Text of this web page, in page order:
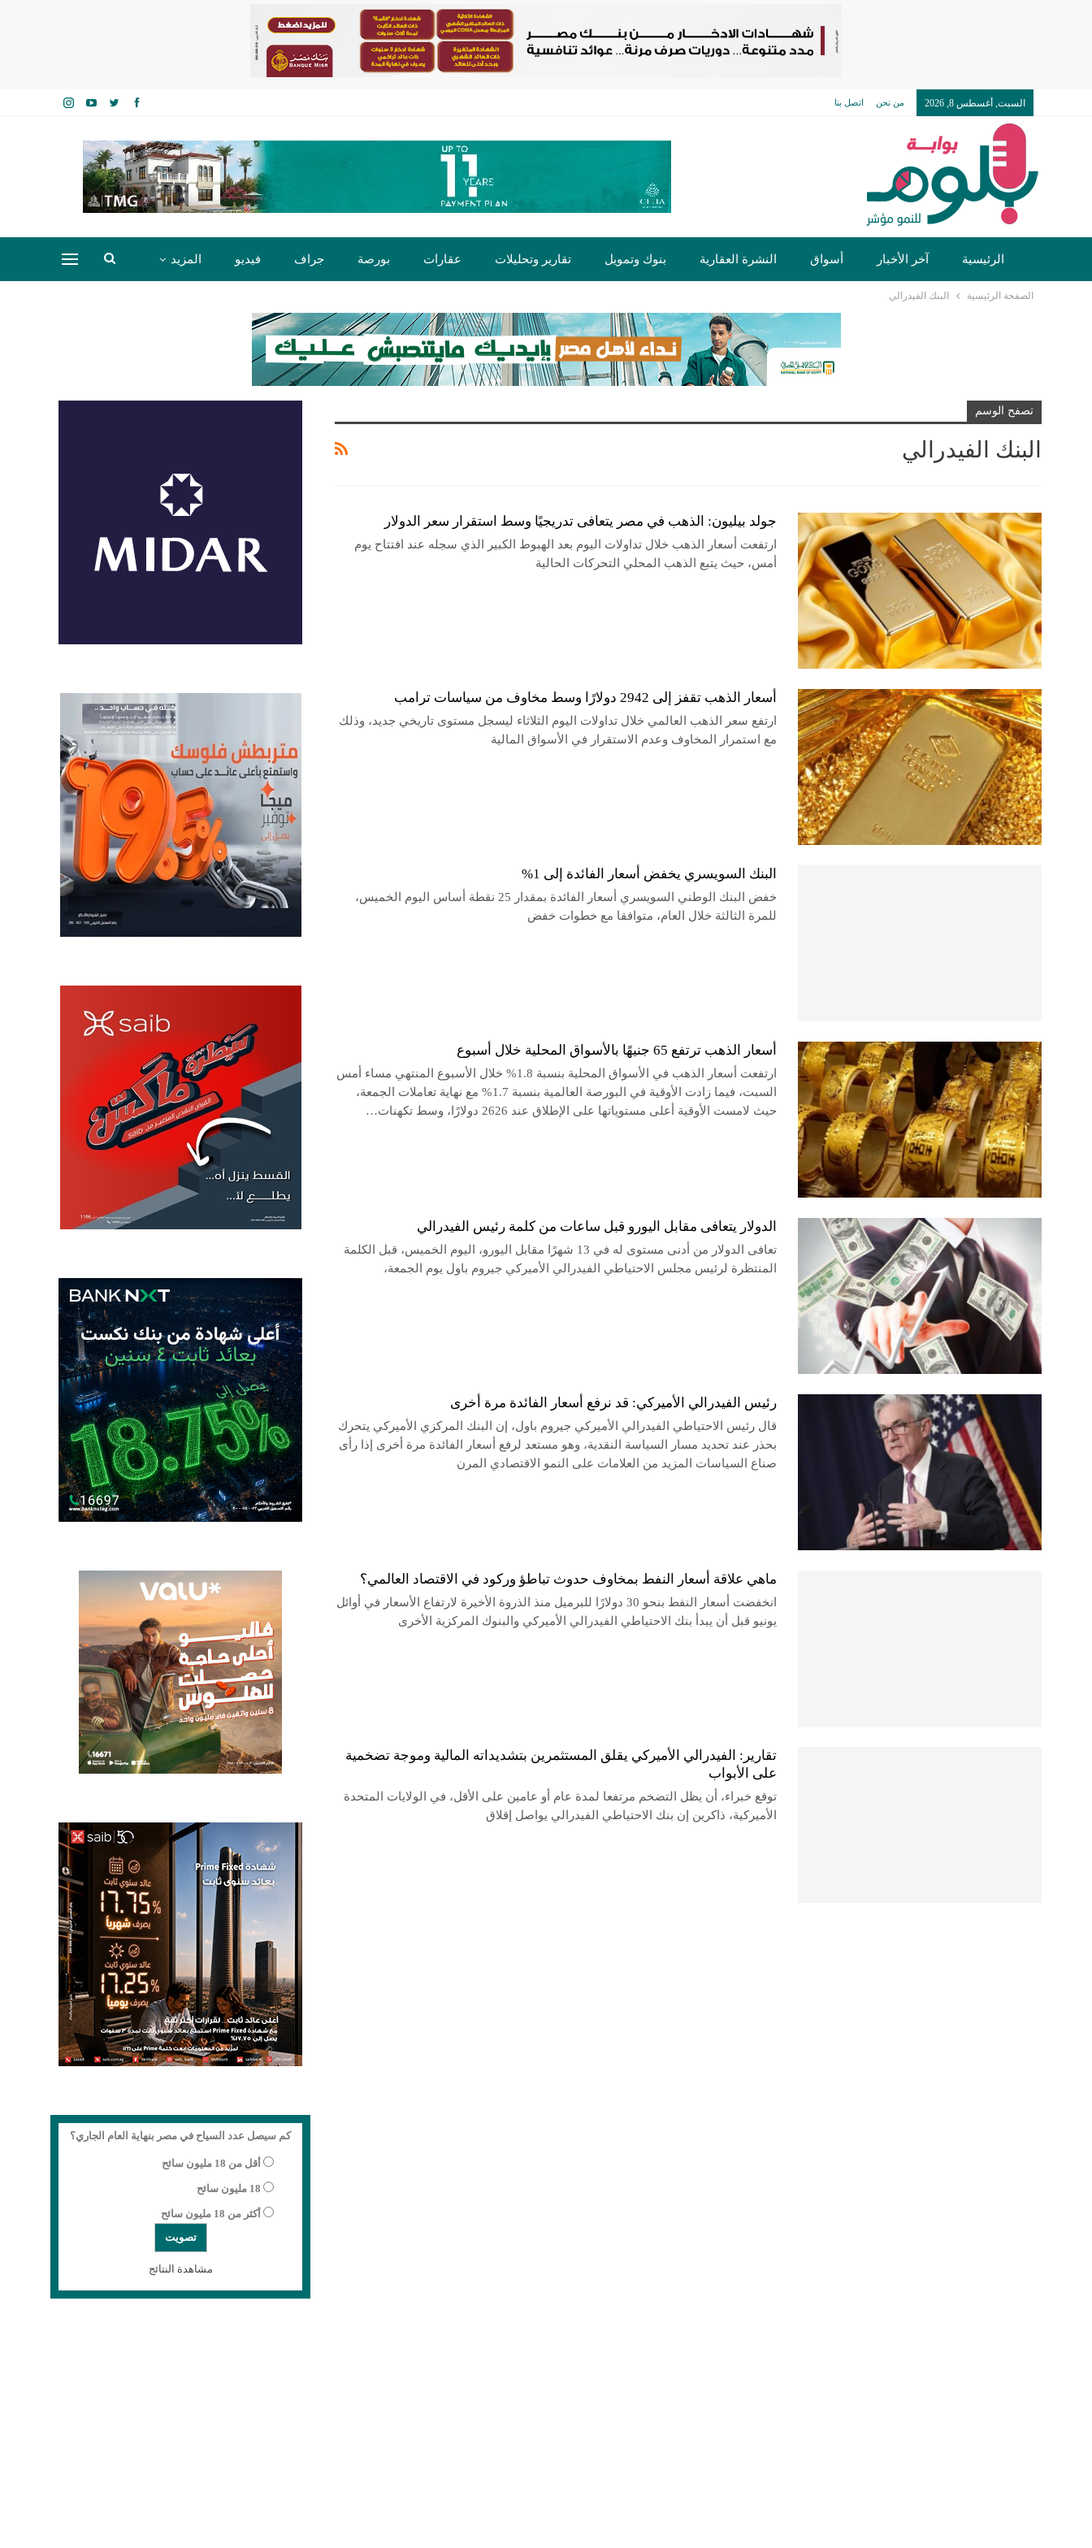
السبت, أغسطس 8, 2026 من نحن اتصل بنا
الرئيسية آخر الأخبار أسواق النشرة العقارية بنوك وتمويل تقارير وتحليلات عقارات بورصة جراف فيديو المزيد
الصفحة الرئيسية البنك الفيدرالي
تصفح الوسم
البنك الفيدرالي
جولد بيليون: الذهب في مصر يتعافى تدريجيًا وسط استقرار سعر الدولار
ارتفعت أسعار الذهب خلال تداولات اليوم بعد الهبوط الكبير الذي سجله عند افتتاح يوم
أمس، حيث يتبع الذهب المحلي التحركات الحالية
أسعار الذهب تقفز إلى 2942 دولارًا وسط مخاوف من سياسات ترامب
ارتفع سعر الذهب العالمي خلال تداولات اليوم الثلاثاء ليسجل مستوى تاريخي جديد، وذلك
مع استمرار المخاوف وعدم الاستقرار في الأسواق المالية
البنك السويسري يخفض أسعار الفائدة إلى 1%
خفض البنك الوطني السويسري أسعار الفائدة بمقدار 25 نقطة أساس اليوم الخميس،
للمرة الثالثة خلال العام، متوافقا مع خطوات خفض
أسعار الذهب ترتفع 65 جنيهًا بالأسواق المحلية خلال أسبوع
ارتفعت أسعار الذهب في الأسواق المحلية بنسبة 1.8% خلال الأسبوع المنتهي مساء أمس
السبت، فيما زادت الأوقية في البورصة العالمية بنسبة 1.7% مع نهاية تعاملات الجمعة،
حيث لامست الأوقية أعلى مستوياتها على الإطلاق عند 2626 دولارًا، وسط تكهنات…
الدولار يتعافى مقابل اليورو قبل ساعات من كلمة رئيس الفيدرالي
تعافى الدولار من أدنى مستوى له في 13 شهرًا مقابل اليورو، اليوم الخميس، قبل الكلمة
المنتظرة لرئيس مجلس الاحتياطي الفيدرالي الأميركي جيروم باول يوم الجمعة،
رئيس الفيدرالي الأميركي: قد نرفع أسعار الفائدة مرة أخرى
قال رئيس الاحتياطي الفيدرالي الأميركي جيروم باول، إن البنك المركزي الأميركي يتحرك
بحذر عند تحديد مسار السياسة النقدية، وهو مستعد لرفع أسعار الفائدة مرة أخرى إذا رأى
صناع السياسات المزيد من العلامات على النمو الاقتصادي المرن
ماهي علاقة أسعار النفط بمخاوف حدوث تباطؤ وركود في الاقتصاد العالمي؟
انخفضت أسعار النفط بنحو 30 دولارًا للبرميل منذ الذروة الأخيرة لارتفاع الأسعار في أوائل
يونيو قبل أن يبدأ بنك الاحتياطي الفيدرالي الأميركي والبنوك المركزية الأخرى
تقارير: الفيدرالي الأميركي يقلق المستثمرين بتشديداته المالية وموجة تضخمية
على الأبواب
توقع خبراء، أن يظل التضخم مرتفعا لمدة عام أو عامين على الأقل، في الولايات المتحدة
الأميركية، ذاكرين إن بنك الاحتياطي الفيدرالي يواصل إقلاق
كم سيصل عدد السياح في مصر بنهاية العام الجاري؟
أقل من 18 مليون سائح
18 مليون سائح
أكثر من 18 مليون سائح
مشاهدة النتائج